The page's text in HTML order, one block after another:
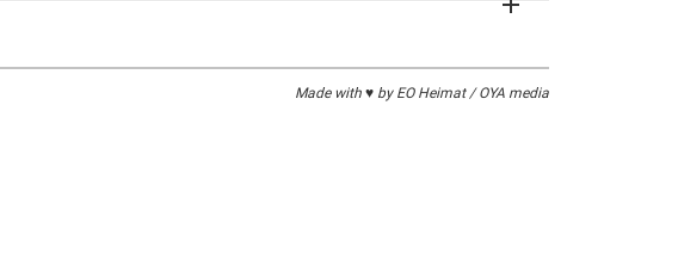
Made with ♥ by EO Heimat / OYA media